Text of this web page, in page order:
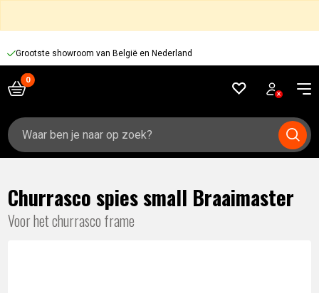
Grootste showroom van België en Nederland
Zoeken
naar:
Churrasco spies small Braaimaster
Voor het churrasco frame